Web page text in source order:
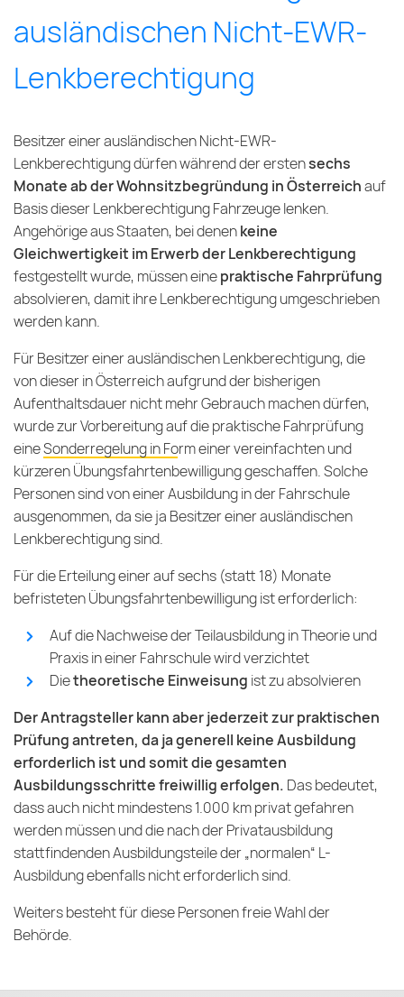
ausländischen Nicht-EWR-
Lenkberechtigung
Besitzer einer ausländischen Nicht-EWR-
Lenkberechtigung dürfen während der erstensechs
Monate ab der Wohnsitzbegründung in Österreichauf
Basis dieser Lenkberechtigung Fahrzeuge lenken.
Angehörige aus Staaten, bei denenkeine
Gleichwertigkeit im Erwerb der Lenkberechtigung
festgestellt wurde, müssen einepraktische Fahrprüfung
absolvieren, damit ihre Lenkberechtigung umgeschrieben
werden kann.
Für Besitzer einer ausländischen Lenkberechtigung, die
von dieser in Österreich aufgrund der bisherigen
Aufenthaltsdauer nicht mehr Gebrauch machen dürfen,
wurde zur Vorbereitung auf die praktische Fahrprüfung
eineSonderregelung in Form einer vereinfachten und
kürzeren Übungsfahrtenbewilligunggeschaffen. Solche
Personen sind von einer Ausbildung in der Fahrschule
ausgenommen, da sie ja Besitzer einer ausländischen
Lenkberechtigung sind.
Für die Erteilung einer auf sechs (statt 18) Monate
befristeten Übungsfahrtenbewilligung ist erforderlich:
Auf die Nachweise der Teilausbildung in Theorie und
Praxis in einer Fahrschule wird verzichtet
Dietheoretische Einweisung ist zu absolvieren
Der Antragsteller kann aber jederzeit zur praktischen
Prüfung antreten, da ja generell keine Ausbildung
erforderlich ist und somit die gesamten
Ausbildungsschritte freiwillig erfolgen. Das bedeutet,
dass auch nicht mindestens 1.000 km privat gefahren
werden müssen und die nach der Privatausbildung
stattfindenden Ausbildungsteile der „normalen“ L-
Ausbildung ebenfalls nicht erforderlich sind.
Weiters besteht für diese Personen freie Wahl der
Behörde.